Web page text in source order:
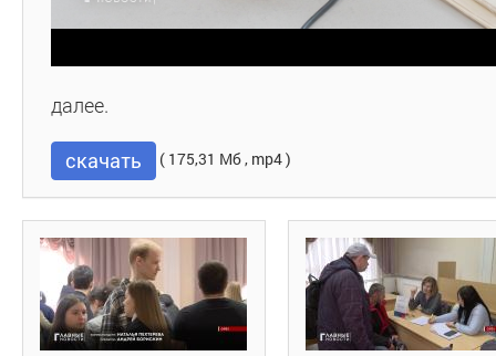
далее.
скачать ( 175,31 Мб , mp4 )